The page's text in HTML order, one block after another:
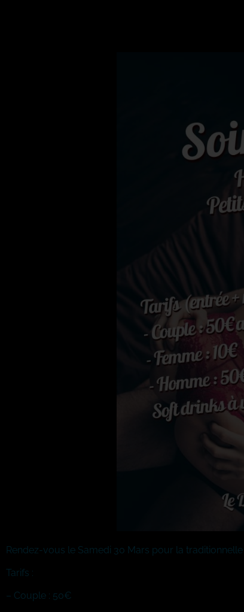
Rendez-vous le Samedi 30 Mars pour la traditionnelle
Tarifs :
– Couple : 50€